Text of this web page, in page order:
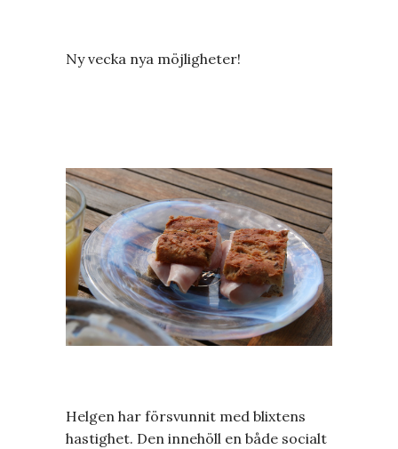
Ny vecka nya möjligheter!
Helgen har försvunnit med blixtens
hastighet. Den innehöll en både socialt